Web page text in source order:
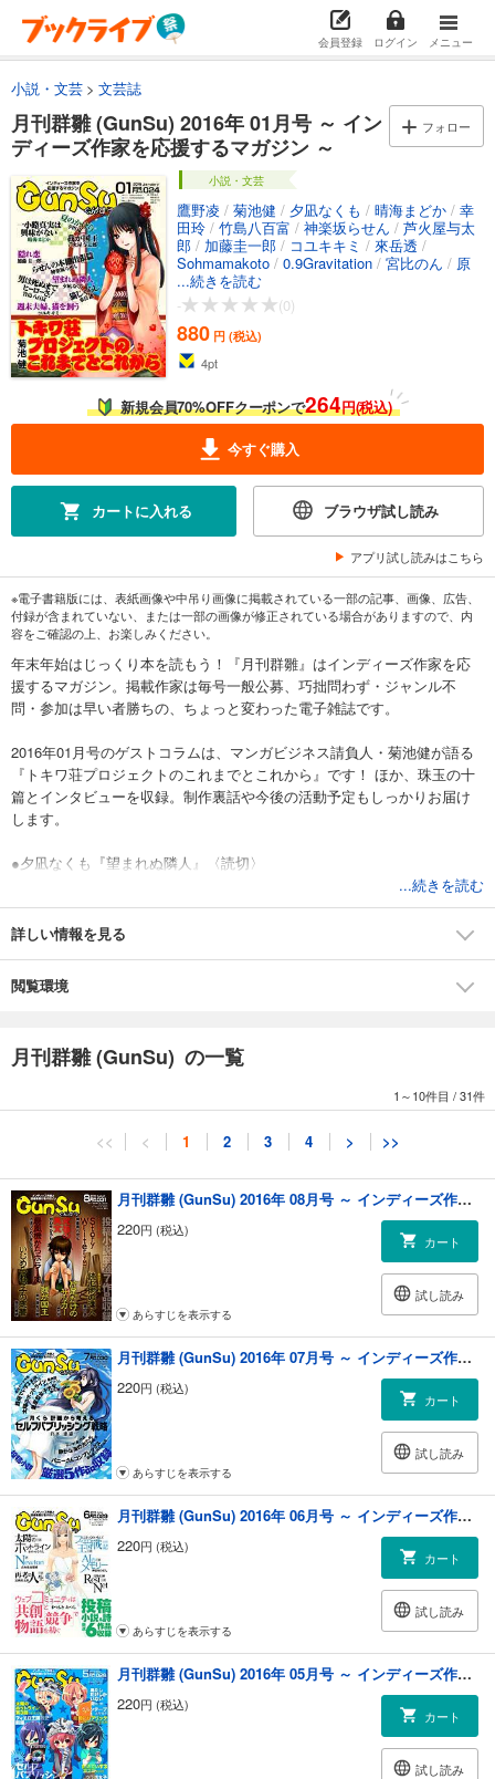
会員登録 ログイン メニュー
小説・文芸 文芸誌
月刊群雛 (GunSu) 2016年 01月号 ～ イン
ディーズ作家を応援するマガジン ～
フォロー
小説・文芸
鷹野凌 / 菊池健 / 夕凪なくも / 晴海まどか / 幸
田玲 / 竹島八百富 / 神楽坂らせん / 芦火屋与太
郎 / 加藤圭一郎 / コユキキミ / 來岳透 /
Sohmamakoto / 0.9Gravitation / 宮比のん / 原
田晶文 /竹元かつみ
...続きを読む
-
(0)
880 円 (税込)
4pt
新規会員70%OFFクーポンで264円(税込)
今すぐ購入
カートに入れる ブラウザ試し読み
アプリ試し読みはこちら
※電子書籍版には、表紙画像や中吊り画像に掲載されている一部の記事、画像、広告、
付録が含まれていない、または一部の画像が修正されている場合がありますので、内
容をご確認の上、お楽しみください。
年末年始はじっくり本を読もう！『月刊群雛』はインディーズ作家を応
援するマガジン。掲載作家は毎号一般公募、巧拙問わず・ジャンル不
問・参加は早い者勝ちの、ちょっと変わった電子雑誌です。
2016年01月号のゲストコラムは、マンガビジネス請負人・菊池健が語る
『トキワ荘プロジェクトのこれまでとこれから』です！ ほか、珠玉の十
篇とインタビューを収録。制作裏話や今後の活動予定もしっかりお届け
します。
●夕凪なくも『望まれぬ隣人』〈読切〉
●晴海まどか『一小路真実は興味がない』〈連載第２回〉
世の中の女子がみんなお前のこと好きだなんて思うなよ！
いよいよ佳境へ！バリ島へ旅立った綾香を追いかける
●竹島八百富『男は死ぬまでヒーローさ！』〈読切〉
『本にだって雄と雌があります』と『ドミトリーともきんす』の書評
死刑宣告されたマリー・アントワネットが息子へ送る手紙
●加藤圭一郎『隠れ恋』〈読切〉
隠れ忍ぶ恋が習慣になっている男の話
実話、ではありません。にゃーお。
●來岳透『猫じゃらし』〈読切〉
「猫がーっ」と叫ぶ声が聞こえた次の瞬間
●Sohma makoto『和み』〈表紙イラスト〉
手鞠で遊ぶ正月
制作チーム：0.9Gravitation／宮比のん／原田晶文／晴海まどか／竹元か
つみ／鷹野凌
...続きを読む
詳しい情報を見る
閲覧環境
月刊群雛 (GunSu) の一覧
1～10件目 /31件
<< < 1 2 3 4 > >>
月刊群雛 (GunSu) 2016年 08月号 ～ インディーズ作家と読者を繋げるマガジン ～
220円 (税込)
カート
試し読み
あらすじを表示する
月刊群雛 (GunSu) 2016年 07月号 ～ インディーズ作家と読者を繋げるマガジン ～
220円 (税込)
カート
試し読み
あらすじを表示する
月刊群雛 (GunSu) 2016年 06月号 ～ インディーズ作家と読者を繋げるマガジン ～
220円 (税込)
カート
試し読み
あらすじを表示する
月刊群雛 (GunSu) 2016年 05月号 ～ インディーズ作家と読者を繋げるマガジン ～
220円 (税込)
カート
試し読み